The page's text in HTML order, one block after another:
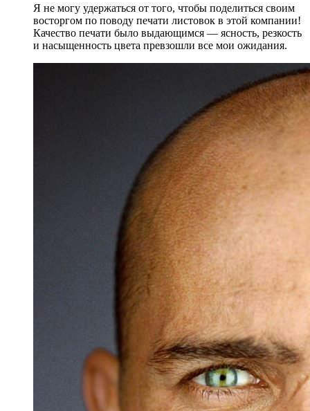
Я не могу удержаться от того, чтобы поделиться своим
восторгом по поводу печати листовок в этой компании!
Качество печати было выдающимся — ясность, резкость
и насыщенность цвета превзошли все мои ожидания.